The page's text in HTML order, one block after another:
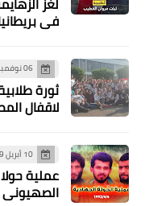
أخبار المخيمات
*اللواء
السوري
في
06 نوفمبر 2019
ثورة
لاقفال
10 أبريل 2019
عملية
الصهيوني